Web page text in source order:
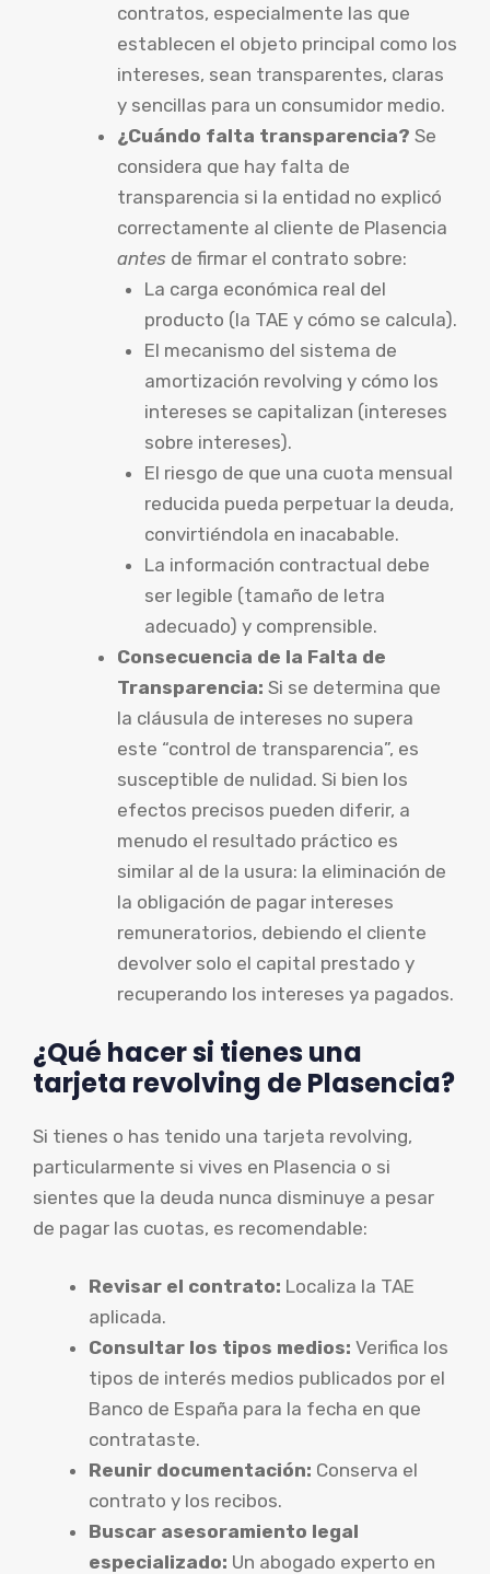
contratos, especialmente las que
establecen el objeto principal como los
intereses, sean transparentes, claras
y sencillas para un consumidor medio.
¿Cuándo falta transparencia? Se
considera que hay falta de
transparencia si la entidad no explicó
correctamente al cliente de Plasencia
antes de firmar el contrato sobre:
La carga económica real del
producto (la TAE y cómo se calcula).
El mecanismo del sistema de
amortización revolving y cómo los
intereses se capitalizan (intereses
sobre intereses).
El riesgo de que una cuota mensual
reducida pueda perpetuar la deuda,
convirtiéndola en inacabable.
La información contractual debe
ser legible (tamaño de letra
adecuado) y comprensible.
Consecuencia de la Falta de
Transparencia: Si se determina que
la cláusula de intereses no supera
este “control de transparencia”, es
susceptible de nulidad. Si bien los
efectos precisos pueden diferir, a
menudo el resultado práctico es
similar al de la usura: la eliminación de
la obligación de pagar intereses
remuneratorios, debiendo el cliente
devolver solo el capital prestado y
recuperando los intereses ya pagados.
¿Qué hacer si tienes una
tarjeta revolving de Plasencia?
Si tienes o has tenido una tarjeta revolving,
particularmente si vives en Plasencia o si
sientes que la deuda nunca disminuye a pesar
de pagar las cuotas, es recomendable:
Revisar el contrato: Localiza la TAE
aplicada.
Consultar los tipos medios: Verifica los
tipos de interés medios publicados por el
Banco de España para la fecha en que
contrataste.
Reunir documentación: Conserva el
contrato y los recibos.
Buscar asesoramiento legal
especializado: Un abogado experto en